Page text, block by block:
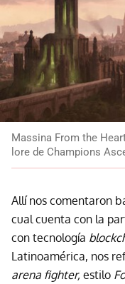
Massina From the
lore de Champions
Allí nos comentaron
cual cuenta con la
con tecnología
Latinoamérica, nos
arena fighter, estilo